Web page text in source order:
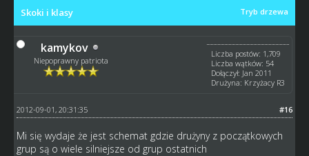
Tryb drzewa
Skoki i klasy
kamykov
Niepoprawny patriota
Liczba postów: 1,709
Liczba wątków: 54
Dołączył: Jan 2011
Drużyna: Krzyżacy R3
#16
2012-09-01, 20:31:35
Mi się wydaje że jest schemat gdzie drużyny z początkowych
grup są o wiele silniejsze od grup ostatnich